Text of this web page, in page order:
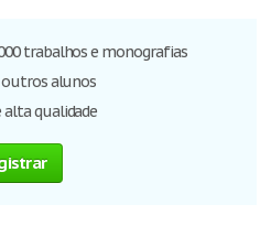
trabalhos e monografias
outros alunos
qualidade